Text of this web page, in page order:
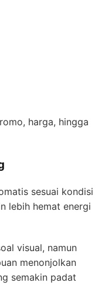
harga, hingga
sesuai kondisi
lebih hemat energi
visual, namun
menonjolkan
semakin padat